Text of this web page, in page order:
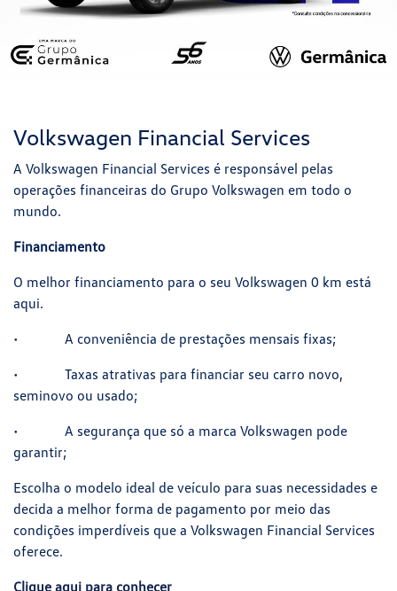
Volkswagen Financial Services
A Volkswagen Financial Services é responsável pelas
operações financeiras do Grupo Volkswagen em todo o
mundo.
Financiamento
O melhor financiamento para o seu Volkswagen 0 km está
aqui.
• A conveniência de prestações mensais fixas;
• Taxas atrativas para financiar seu carro novo,
seminovo ou usado;
• A segurança que só a marca Volkswagen pode
garantir;
Escolha o modelo ideal de veículo para suas necessidades e
decida a melhor forma de pagamento por meio das
condições imperdíveis que a Volkswagen Financial Services
oferece.
Clique aqui para conhecer